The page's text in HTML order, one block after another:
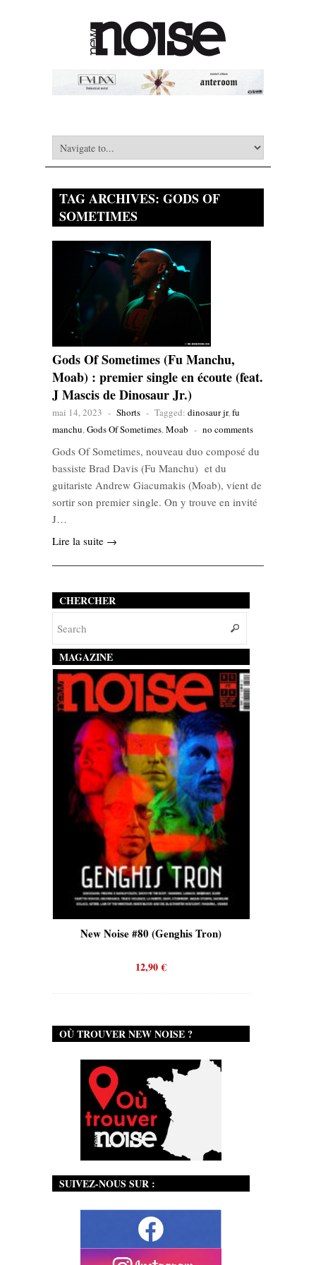
TAG ARCHIVES: GODS OF
SOMETIMES
Gods Of Sometimes (Fu Manchu,
Moab) : premier single en écoute (feat.
J Mascis de Dinosaur Jr.)
mai 14, 2023 - Shorts - Tagged: dinosaur jr,fu
manchu,Gods Of Sometimes,Moab - no comments
Gods Of Sometimes, nouveau duo composé du
bassiste Brad Davis (Fu Manchu) et du
guitariste Andrew Giacumakis (Moab), vient de
sortir son premier single. On y trouve en invité
J…
Lire la suite →
CHERCHER
MAGAZINE
New Noise #80 (Genghis Tron)
12,90€
OÙ TROUVER NEW NOISE ?
SUIVEZ-NOUS SUR :